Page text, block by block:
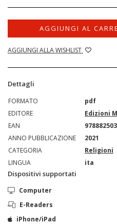
AGGIUNGI AL
AGGIUNGI ALLA WISHLIST
Dettagli
FORMATO
pdf
EDITORE
Edizioni
EAN
ANNO PUBBLICAZIONE
2021
CATEGORIA
Religioni
LINGUA
ita
Dispositivi supportati
Computer
E-Readers
iPhone/iPad